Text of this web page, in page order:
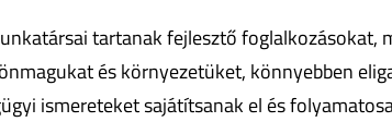
tartanak fejlesztő foglalkozásokat,
és környezetüket, könnyebben
ismereteket sajátítsanak el és